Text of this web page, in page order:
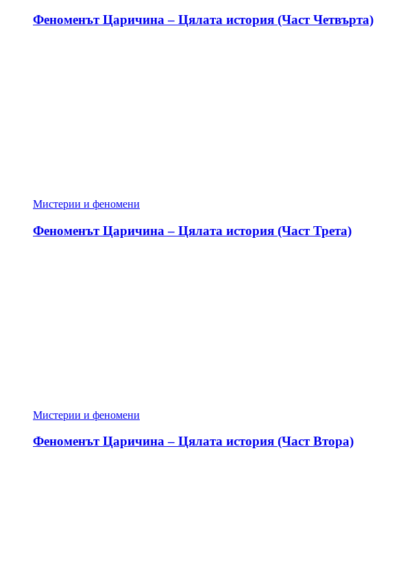
Феноменът Царичина – Цялата история (Част Четвърта)
Мистерии и феномени
Феноменът Царичина – Цялата история (Част Трета)
Мистерии и феномени
Феноменът Царичина – Цялата история (Част Втора)